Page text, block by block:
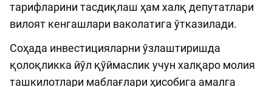
тарифларини тасдиқлаш ҳам халқ депутатлари
вилоят кенгашлари ваколатига ўтказилади.
Соҳада инвестицияларни ўзлаштиришда
қолоқликка йўл қўймаслик учун халқаро молия
ташкилотлари маблағлари ҳисобига амалга